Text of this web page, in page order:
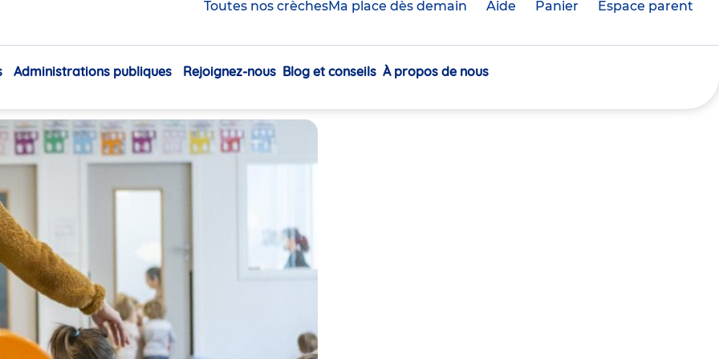
Toutes nos crèchesMa place dès demain Aide Panier crèche(s)
Espace parent
Navigation
Administrations publiques Rejoignez-nous Blog et conseils À propos de nous